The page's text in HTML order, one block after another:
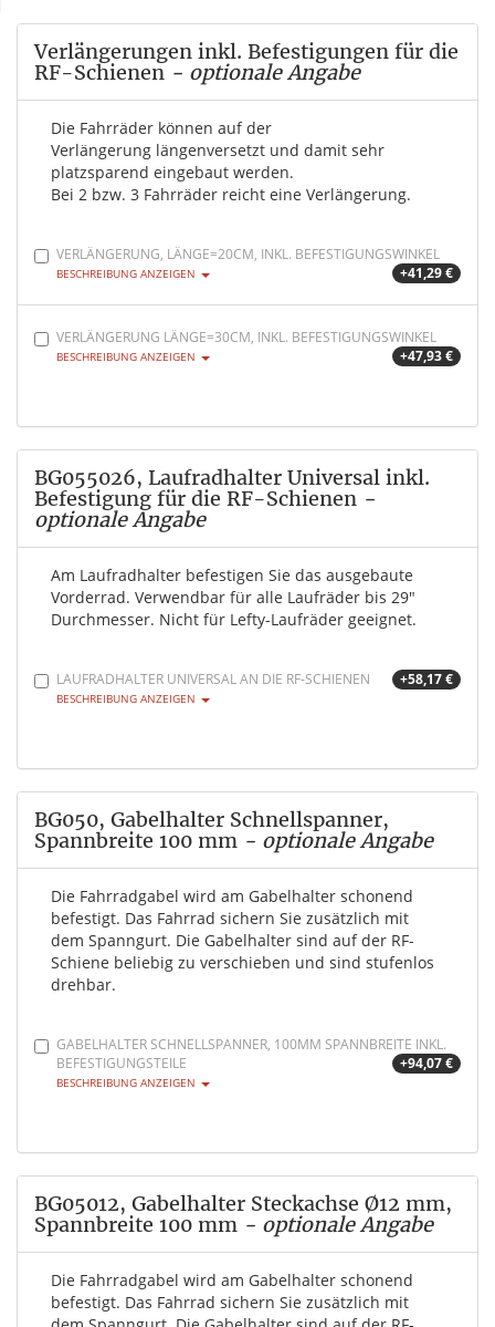
Verlängerungen inkl. Befestigungen für die
RF-Schienen - optionale Angabe
Die Fahrräder können auf der
Verlängerung längenversetzt und damit sehr
platzsparend eingebaut werden.
Bei 2 bzw. 3 Fahrräder reicht eine Verlängerung.
VERLÄNGERUNG, LÄNGE=20CM, INKL. BEFESTIGUNGSWINKEL
+41,29 €
BESCHREIBUNG ANZEIGEN
VERLÄNGERUNG LÄNGE=30CM, INKL. BEFESTIGUNGSWINKEL
+47,93 €
BESCHREIBUNG ANZEIGEN
BG055026, Laufradhalter Universal inkl.
Befestigung für die RF-Schienen -
optionale Angabe
Am Laufradhalter befestigen Sie das ausgebaute
Vorderrad. Verwendbar für alle Laufräder bis 29"
Durchmesser. Nicht für Lefty-Laufräder geeignet.
LAUFRADHALTER UNIVERSAL AN DIE RF-SCHIENEN +58,17 €
BESCHREIBUNG ANZEIGEN
BG050, Gabelhalter Schnellspanner,
Spannbreite 100 mm - optionale Angabe
Die Fahrradgabel wird am Gabelhalter schonend
befestigt. Das Fahrrad sichern Sie zusätzlich mit
dem Spanngurt. Die Gabelhalter sind auf der RF-
Schiene beliebig zu verschieben und sind stufenlos
drehbar.
GABELHALTER SCHNELLSPANNER, 100MM SPANNBREITE INKL.
BEFESTIGUNGSTEILE
+94,07 €
BESCHREIBUNG ANZEIGEN
BG05012, Gabelhalter Steckachse Ø12 mm,
Spannbreite 100 mm - optionale Angabe
Die Fahrradgabel wird am Gabelhalter schonend
befestigt. Das Fahrrad sichern Sie zusätzlich mit